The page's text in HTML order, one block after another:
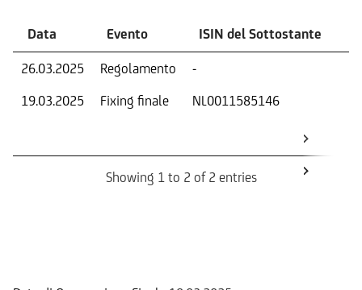
Data Evento ISIN del Sottostante
26.03.2025 Regolamento -
19.03.2025
Fixing finale NL0011585146
Showing 1 to 2 of 2 entries